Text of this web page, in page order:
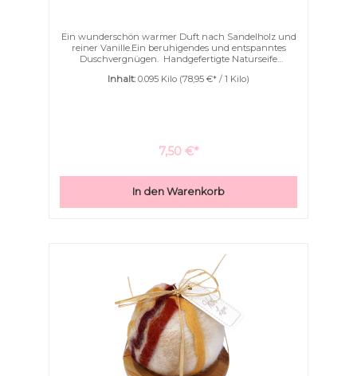
Ein wunderschön warmer Duft nach Sandelholz und
reiner Vanille.Ein beruhigendes und entspanntes
Duschvergnügen. Handgefertigte Naturseife
wunderschön fein und weich auf.Sanft massiert und
Inhalt: 0.095 Kilo (78,95 €* / 1 Kilo)
7,50 €*
In den Warenkorb